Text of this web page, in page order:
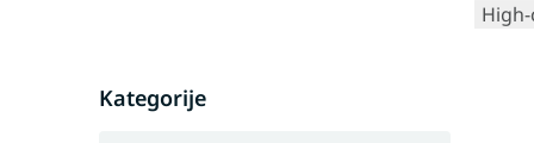
e
b
categories
Kategorije